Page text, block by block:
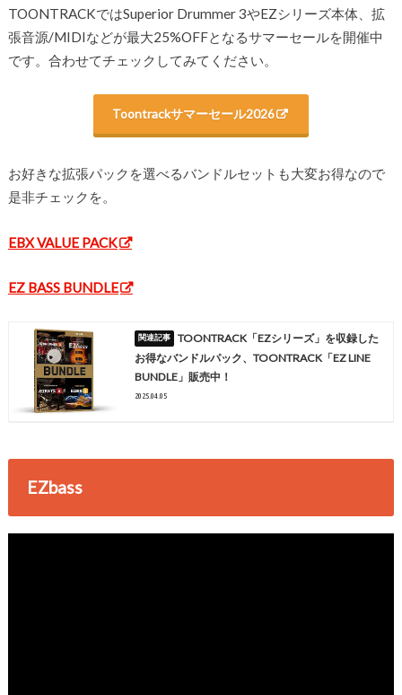
TOONTRACKではSuperior Drummer 3やEZシリーズ本体、拡
張音源/MIDIなどが最大25%OFFとなるサマーセールを開催中
です。合わせてチェックしてみてください。
Toontrackサマーセール2026
お好きな拡張パックを選べるバンドルセットも大変お得なので
是非チェックを。
EBX VALUE PACK
EZ BASS BUNDLE
TOONTRACK「EZシリーズ」を収録した
お得なバンドルパック、TOONTRACK「EZ LINE
BUNDLE」販売中！
2025.04.05
EZbass